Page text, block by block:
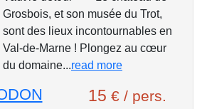
Grosbois, et son musée du Trot,
sont des lieux incontournables en
Val-de-Marne ! Plongez au cœur
du domaine...read more
15 € / pers.